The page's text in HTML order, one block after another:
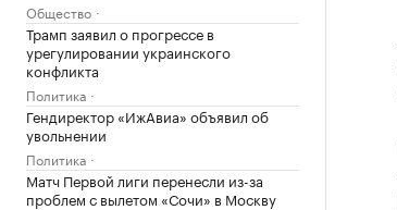
Общество
Трамп заявил о прогрессе в
урегулировании украинского
конфликта
Политика
Гендиректор «ИжАвиа» объявил об
увольнении
Политика
Матч Первой лиги перенесли из-за
проблем с вылетом «Сочи» в Москву